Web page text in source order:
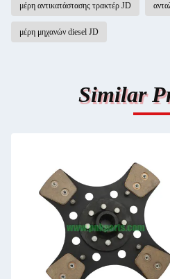
μέρη αντικατάστασης τρακτέρ JD
μέρη μηχανών diesel JD
Similar